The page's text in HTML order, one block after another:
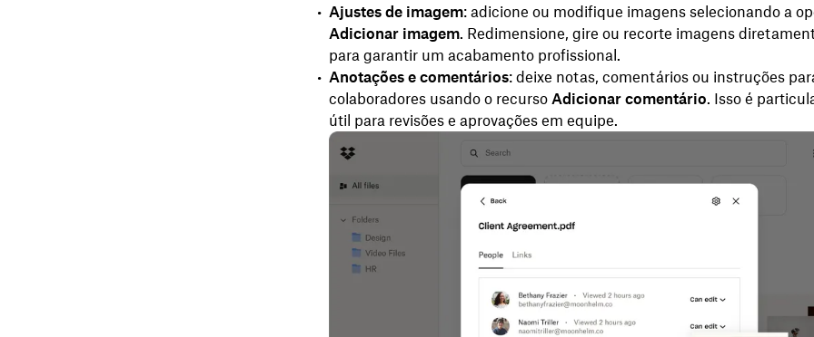
Ajustes de imagem: adicione ou modifique imagens selecionando a
Adicionar imagem. Redimensione, gire ou recorte imagens
para garantir um acabamento profissional.
Anotações e comentários: deixe notas, comentários ou instruções
colaboradores usando o recurso Adicionar comentário. Isso é
útil para revisões e aprovações em equipe.